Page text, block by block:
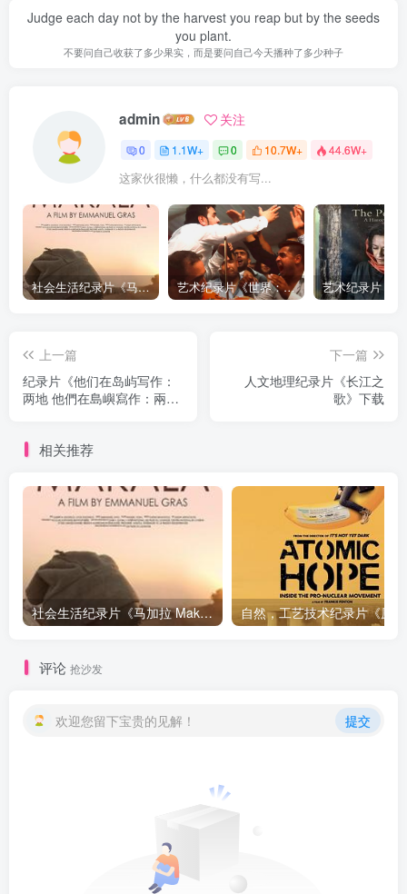
Judge each day not by the harvest you reap but by the seeds
you plant.
不要问自己收获了多少果实，而是要问自己今天播种了多少种子
admin 关注
0 1.1W+ 0 10.7W+ 44.6W+
这家伙很懒，什么都没有写...
社会生活纪录片《马加拉 Makala》下载 艺术纪录片《世界：新吉普赛之王 This World: The New Gypsy Kings》下载
上一篇
纪录片《他们在岛屿写作：
两地 他們在島嶼寫作：兩
下一篇
人文地理纪录片《长江之
歌》下载
相关推荐
社会生活纪录片《马加拉 Makala》下载
评论 抢沙发
欢迎您留下宝贵的见解！ 提交